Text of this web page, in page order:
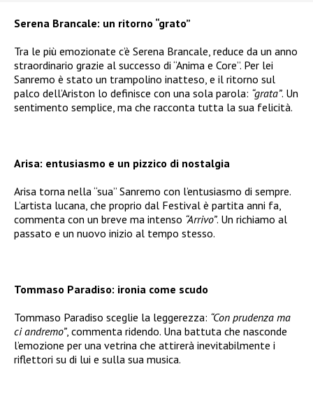
Serena Brancale: un ritorno “grato”
Tra le più emozionate c’è Serena Brancale, reduce da un anno
straordinario grazie al successo di “Anima e Core”. Per lei
Sanremo è stato un trampolino inatteso, e il ritorno sul
palco dell’Ariston lo definisce con una sola parola: “grata”. Un
sentimento semplice, ma che racconta tutta la sua felicità.
Arisa: entusiasmo e un pizzico di nostalgia
Arisa torna nella “sua” Sanremo con l’entusiasmo di sempre.
L’artista lucana, che proprio dal Festival è partita anni fa,
commenta con un breve ma intenso “Arrivo”. Un richiamo al
passato e un nuovo inizio al tempo stesso.
Tommaso Paradiso: ironia come scudo
Tommaso Paradiso sceglie la leggerezza: “Con prudenza ma
ci andremo”, commenta ridendo. Una battuta che nasconde
l’emozione per una vetrina che attirerà inevitabilmente i
riflettori su di lui e sulla sua musica.